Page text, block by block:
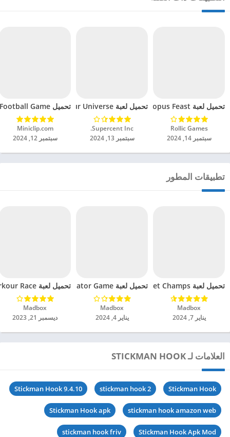
تحميل لعبة Octopus Feast مهكرة للاندرويد 2024
Rollic Games‏
سبتمبر 14, 2024
تحميل لعبة Dinosaur Universe مهكرة للاندرويد 2024
Supercent Inc.‏
سبتمبر 13, 2024
تحميل Soccer Hero PvP Football Game مهكرة للاندرويد 2024
Miniclip.com‏
سبتمبر 12, 2024
تطبيقات المطور
تحميل لعبة Pocket Champs مهكرة للاندرويد 2024
Madbox‏
يناير 7, 2024
تحميل لعبة Idle Ants – Simulator Game مهكرة للاندرويد 2024
Madbox‏
يناير 4, 2024
تحميل لعبة Parkour Race مهكرة للاندرويد 2024
Madbox‏
ديسمبر 21, 2023
العلامات لـ STICKMAN HOO‪K‬
Stickman Hook
stickman hook 2
Stickman Hook 9.4.10
stickman hook amazon web
Stickman Hook apk
Stickman Hook Apk Mod
stickman hook friv